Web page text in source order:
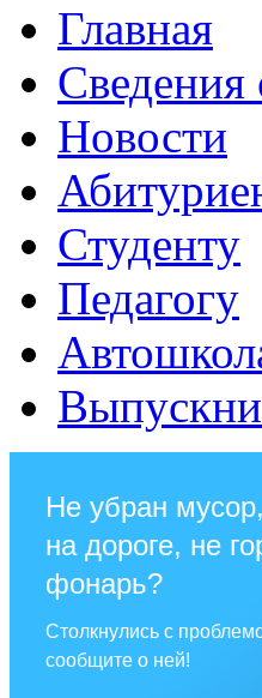
Главная
Сведения
Новости
Студенту
Педагогу
Не убран
на дороге, не
фонарь?
Столкнулись с
сообщите о ней!